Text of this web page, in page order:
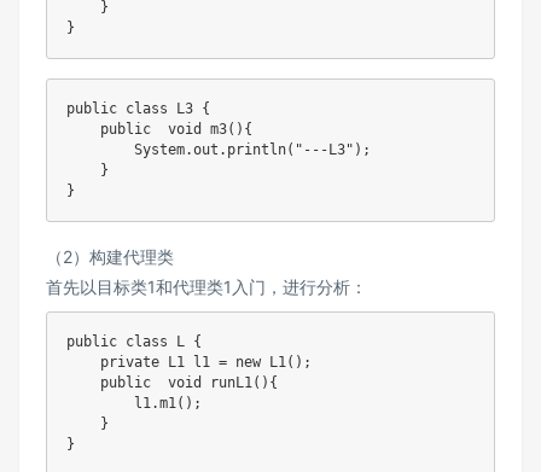
}
}
public class L3 {
public
void m3( ) {
System.out . println( "---L3" ) ;
}
}
（2）构建代理类
首先以目标类1和代理类1入门，进行分析：
public class L {
private
L1 l1 = new L1( ) ;
public
void runL1( ) {
        l1
.m1( ) ;
}
}